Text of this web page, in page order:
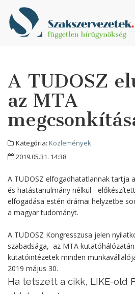
A TUDOSZ
az MTA
Kategória: Közlemények
2019.05.31. 14:38
A TUDOSZ elfogadhatatlannak tartja
és hatástanulmány nélkül -
elfogadása estén drámai helyzetbe
a magyar tudományt.
A TUDOSZ Kongresszusa jelen
szabadsága, az MTA
kutatóintézetek minden
2019 május 30.
Ha tetszett a cikk, LIKE-old